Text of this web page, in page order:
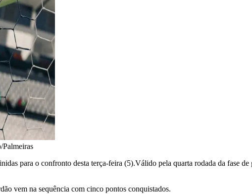
para o confronto desta terça-feira (5).Válido pela quarta rodada da fase
vem na sequência com cinco pontos conquistados.